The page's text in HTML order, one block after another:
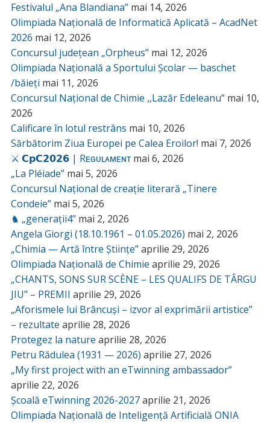
Festivalul „Ana Blandiana” mai 14, 2026
Olimpiada Națională de Informatică Aplicată – AcadNet
2026 mai 12, 2026
Concursul județean „Orpheus” mai 12, 2026
Olimpiada Națională a Sportului Școlar — baschet
/băieți mai 11, 2026
Concursul Național de Chimie ,,Lazăr Edeleanu” mai 10,
2026
Calificare în lotul restrâns mai 10, 2026
Sărbătorim Ziua Europei pe Calea Eroilor! mai 7, 2026
⚔️ 𝗖𝗽𝗖𝟮𝟬𝟮𝟲 | Rᴇɢᴜʟᴀᴍᴇɴᴛ mai 6, 2026
„La Pléiade” mai 5, 2026
Concursul Național de creație literară „Tinere
Condeie” mai 5, 2026
♞ „generații4” mai 2, 2026
Angela Giorgi (18.10.1961 – 01.05.2026) mai 2, 2026
„Chimia — Artă între Științe”aprilie 29, 2026
Olimpiada Națională de Chimie aprilie 29, 2026
„CHANTS, SONS SUR SCÈNE – LES QUALIFS DE TÂRGU
JIU” – PREMII aprilie 29, 2026
„Aforismele lui Brâncuși – izvor al exprimării artistice”
– rezultate aprilie 28, 2026
Protegez la nature aprilie 28, 2026
Petru Rădulea (1931 — 2026) aprilie 27, 2026
„My first project with an eTwinning ambassador”
aprilie 22, 2026
Școală eTwinning 2026-2027aprilie 21, 2026
Olimpiada Națională de Inteligență Artificială ONIA